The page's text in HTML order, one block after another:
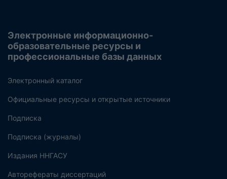
Электронные информационно-
образовательные ресурсы и
профессиональные базы данных
Электронный каталог
Официальные ресурсы и открытые источники
Подписка
Подписка (журналы)
Издания ННГАСУ
Авторефераты диссертаций